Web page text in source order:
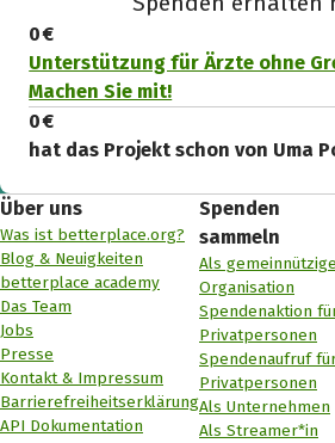
0 €
Unterstützung für Ärzte ohne
Machen Sie mit!
0 €
hat das Projekt schon von Uma
Über uns
Was ist betterplace.org?
Blog & Neuigkeiten
betterplace academy
Das Team
Jobs
Presse
Kontakt & Impressum
Barrierefreiheitserklärung
API Dokumentation
Spenden
sammeln
Als gemeinnützige
Organisation
Spendenaktion
Privatpersonen
Spendenaufruf
Privatpersonen
Als Unternehmen
Als Streamer*in